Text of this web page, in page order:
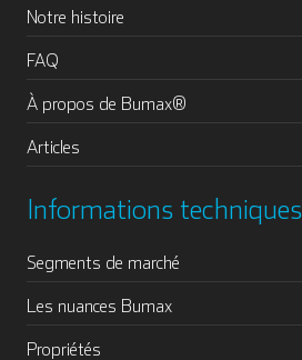
Notre histoire
FAQ
À propos de Bumax®
Articles
Informations techniques
Segments de marché
Les nuances Bumax
Propriétés